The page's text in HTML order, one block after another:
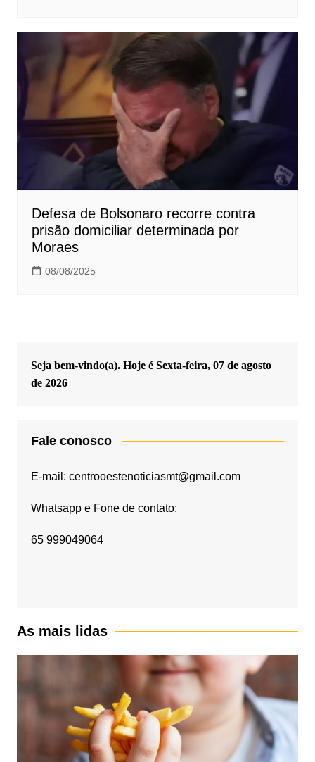
Defesa de Bolsonaro recorre contra
prisão domiciliar determinada por
Moraes
08/08/2025
Seja bem-vindo(a). Hoje é Sexta-feira, 07 de agosto
de 2026
Fale conosco
E-mail: centrooestenoticiasmt@gmail.com
Whatsapp e Fone de contato:
65 999049064
As mais lidas